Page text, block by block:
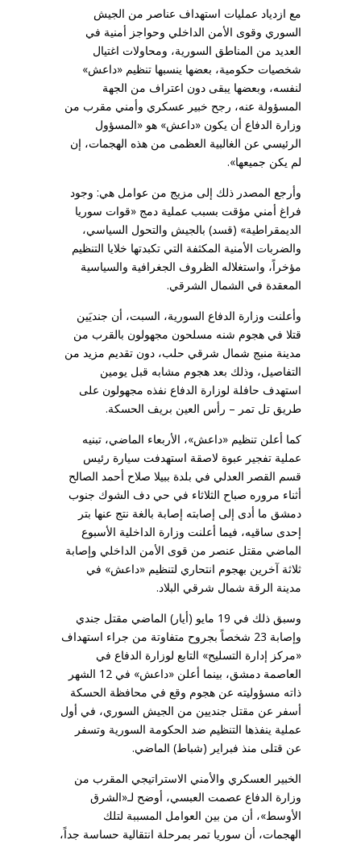
مع ازدياد عمليات استهداف عناصر من الجيش
السوري وقوى الأمن الداخلي وحواجز أمنية في
العديد من المناطق السورية، ومحاولات اغتيال
شخصيات حكومية، بعضها ينسبها تنظيم «داعش»
لنفسه، وبعضها يبقى دون اعتراف من الجهة
المسؤولة عنه، رجح خبير عسكري وأمني مقرب من
وزارة الدفاع أن يكون «داعش» هو «المسؤول
الرئيسي عن الغالبية العظمى من هذه الهجمات، إن
لم يكن جميعها».
وأرجع المصدر ذلك إلى مزيج من عوامل هي: وجود
فراغ أمني مؤقت بسبب عملية دمج «قوات سوريا
الديمقراطية» (قسد) بالجيش والتحول السياسي،
والضربات الأمنية المكثفة التي تكبدتها خلايا التنظيم
مؤخراً، واستغلاله الظروف الجغرافية والسياسية
المعقدة في الشمال الشرقي.
وأعلنت وزارة الدفاع السورية، السبت، أن جنديَين
‌قتلا ⁠في هجوم شنه ⁠مسلحون مجهولون ⁠بالقرب ‌من
‌مدينة منبج شمال ‌شرقي ‌حلب، دون ‌تقديم مزيد من
التفاصيل، وذلك بعد هجوم مشابه قبل يومين
استهدف حافلة لوزارة الدفاع نفذه مجهولون على
طريق تل تمر – رأس العين بريف الحسكة.
كما أعلن تنظيم «داعش»، الأربعاء الماضي، تبنيه
عملية تفجير عبوة لاصقة استهدفت سيارة رئيس
قسم القصر العدلي في بلدة ببيلا صلاح أحمد الصالح
أثناء مروره صباح الثلاثاء في حي دف الشوك جنوب
دمشق ما أدى إلى إصابته إصابة بالغة نتج عنها بتر
إحدى ساقيه، فيما أعلنت وزارة الداخلية الأسبوع
الماضي مقتل عنصر من قوى الأمن الداخلي وإصابة
ثلاثة آخرين بهجوم انتحاري لتنظيم «داعش» في
مدينة الرقة شمال شرقي البلاد.
وسبق ذلك في 19 مايو (أيار) الماضي مقتل جندي
وإصابة 23 شخصاً بجروح متفاوتة من جراء استهداف
«مركز إدارة التسليح» التابع لوزارة الدفاع في
العاصمة دمشق، بينما أعلن ‌«داعش» في 12 الشهر
ذاته مسؤوليته عن هجوم وقع في محافظة الحسكة
أسفر عن مقتل جنديين من الجيش السوري، في أول
عملية ينفذها التنظيم ضد الحكومة السورية وتسفر
عن قتلى منذ فبراير (شباط) الماضي.
الخبير العسكري والأمني الاستراتيجي المقرب من
وزارة الدفاع عصمت العبسي، أوضح لـ«الشرق
الأوسط»، أن من بين العوامل المسببة لتلك
الهجمات، أن سوريا تمر بمرحلة انتقالية حساسة جداً،